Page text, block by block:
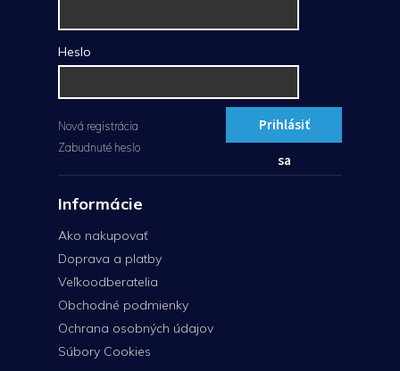
Heslo
Prihlásiť
sa
Nová registrácia
Zabudnuté heslo
Informácie
Ako nakupovať
Doprava a platby
Veľkoodberatelia
Obchodné podmienky
Ochrana osobných údajov
Súbory Cookies